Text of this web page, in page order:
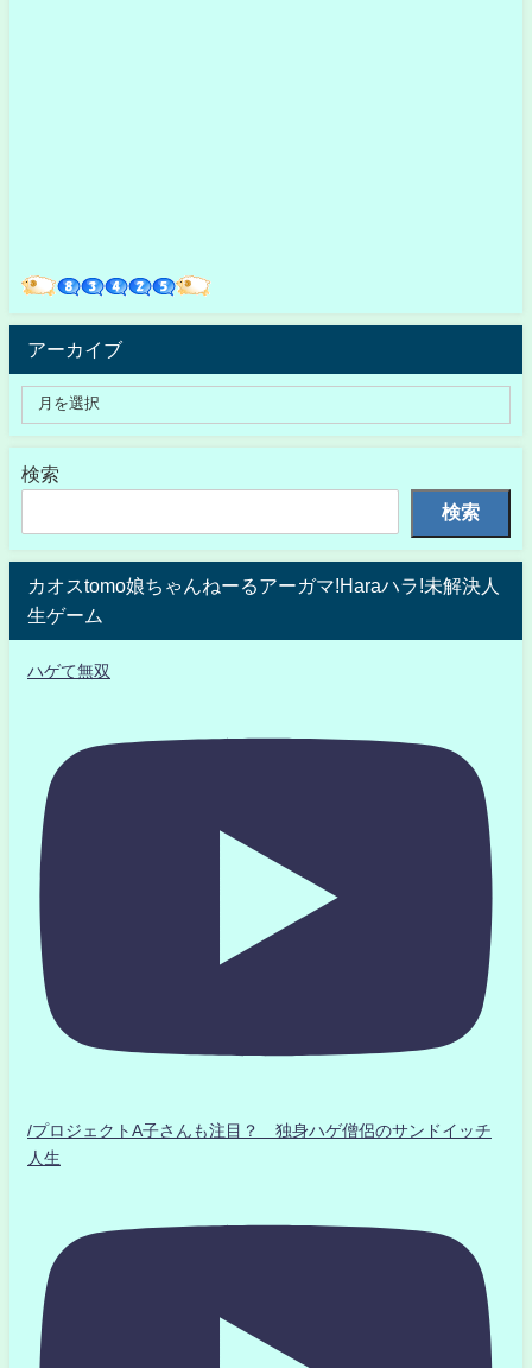
アーカイブ
検索
検索
カオスtomo娘ちゃんねーるアーガマ!Haraハラ!未解決人
生ゲーム
ハゲて無双
/プロジェクトA子さんも注目？ 独身ハゲ僧侶のサンドイッチ
人生